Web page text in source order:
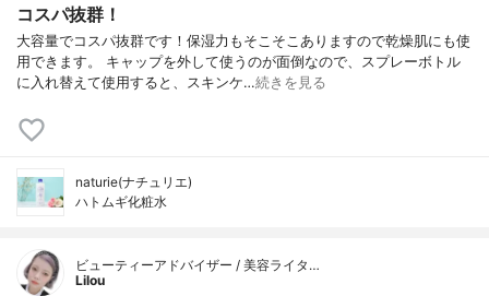
コスパ抜群！
大容量でコスパ抜群です！保湿力もそこそこありますので乾燥肌にも使
用できます。 キャップを外して使うのが面倒なので、スプレーボトル
に入れ替えて使用すると、スキンケ…続きを見る
naturie(ナチュリエ)
ハトムギ化粧水
ビューティーアドバイザー / 美容ライタ…
Lilou